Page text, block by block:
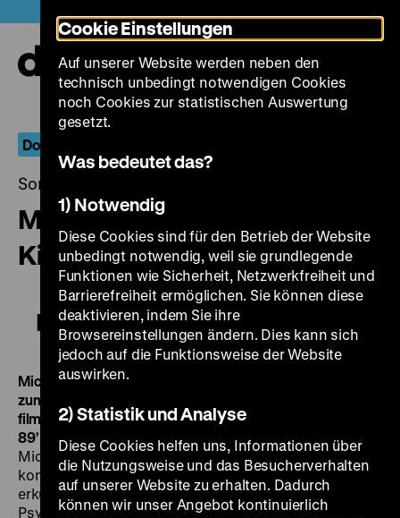
zum
Seiteninhalt
springen
Doku.Arts
Sonntag, 14. September 2014, 19.00 - 00.00 Uhr
Michael Haneke: Liebe zum
Kino
Michael Haneke: Liebe zum Kino
Michael H. Profession: Director / Michael Haneke: Liebe
zum Kino
films, Les Films du Losange, WILDart Film, Kurmaca Film,
89' · DCP, OmU, Deutschlandpremiere
Der Österreicher
Michael Haneke ist einer der bedeutendsten und
kontroversesten Filmregisseure Europas. Seine Filme
erkunden die Wurzeln der Gewalt in der menschlichen
Psyche und stellen zugleich die Faszination in Frage,
Cookie Einstellungen
Auf unserer Website werden neben den
technisch unbedingt notwendigen Cookies
noch Cookies zur statistischen Auswertung
gesetzt.
Was bedeutet das?
1) Notwendig
Diese Cookies sind für den Betrieb der Website
unbedingt notwendig, weil sie grundlegende
Funktionen wie Sicherheit, Netzwerkfreiheit und
Barrierefreiheit ermöglichen. Sie können diese
deaktivieren, indem Sie ihre
Browsereinstellungen ändern. Dies kann sich
jedoch auf die Funktionsweise der Website
auswirken.
2) Statistik und Analyse
Diese Cookies helfen uns, Informationen über
die Nutzungsweise und das Besucherverhalten
auf unserer Website zu erhalten. Dadurch
können wir unser Angebot kontinuierlich